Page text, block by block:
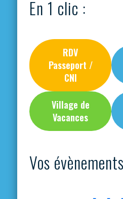
En 1 clic :
RDV
Passeport /
CNI
Village de
Vacances
Vos